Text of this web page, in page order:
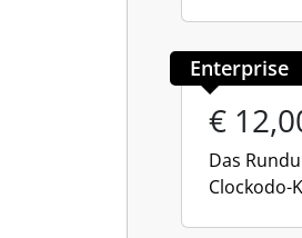
Enterprise
€
Das
Clockodo-